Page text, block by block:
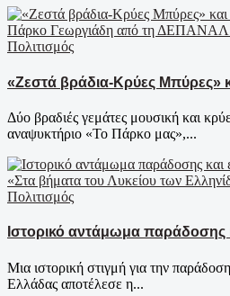
Πολιτισμός
«Ζεστά βράδια-Κρύες Μπύρες»
Δύο βραδιές γεμάτες μουσική και
αναψυκτήριο «Το Πάρκο μας»,...
Πολιτισμός
Ιστορικό αντάμωμα παράδοσης
Μια ιστορική στιγμή για την
Ελλάδας αποτέλεσε η...